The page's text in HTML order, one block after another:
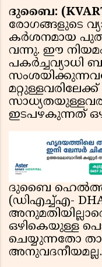
ദുബൈ:
രോഗങ്ങളുടെ
കർശനമായ
വന്നു. ഈ
പകർച്ചവ്യാധി
ഇടപഴകുന്നത്
ദുബൈ ഹെൽത്ത്
(ഡിഎച്ച്എ-
ഒഴികെയുള്ള
ചെയ്യുന്നതോ
അനുവദനീയമല്ല.